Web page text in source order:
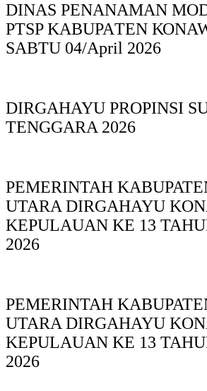
DINAS PΕΝΑΝΑΜAN
PTSP KABUPAΤΕΝ
SABTU 04/April 2026
DIRGAHAYU PROPINSI
TENGGARA 2026
PEMERINTAH
UTARA DIRGAHAYU
KEPULAUAN KE 13
2026
PEMERINTAH
UTARA DIRGAHAYU
KEPULAUAN KE 13
2026